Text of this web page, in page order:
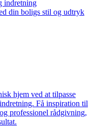
indretning
din boligs stil og udtryk
hjem ved at tilpasse
Få inspiration til
professionel rådgivning,